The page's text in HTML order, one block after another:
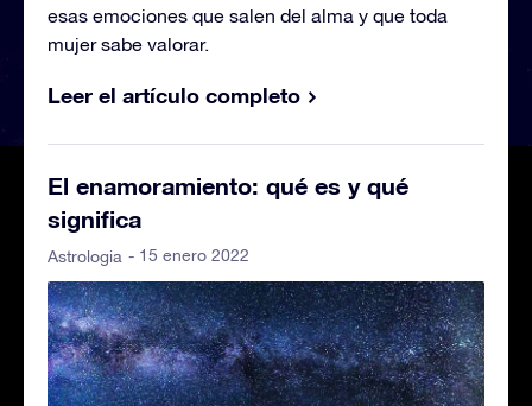
esas emociones que salen del alma y que toda
mujer sabe valorar.
Leer el artículo completo
El enamoramiento: qué es y qué
significa
Astrologia - 15 enero 2022